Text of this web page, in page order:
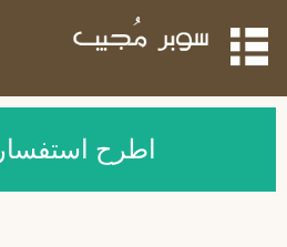
اطرح استفسار